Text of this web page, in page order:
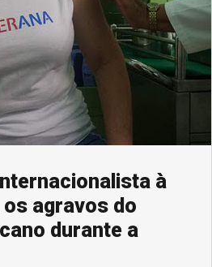
à
agravos do
durante a